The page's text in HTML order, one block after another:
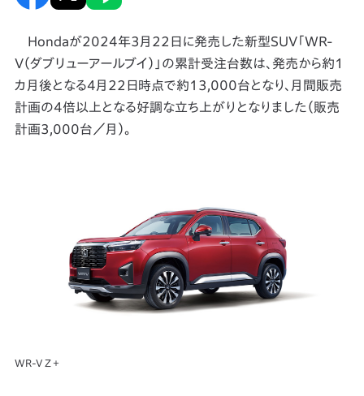
Hondaが2024年3月22日に発売した新型SUV「WR-
V（ダブリューアールブイ）」の累計受注台数は、発売から約1
カ月後となる4月22日時点で約13,000台となり、月間販売
計画の4倍以上となる好調な立ち上がりとなりました（販売
計画3,000台／月）。
WR-V Z＋